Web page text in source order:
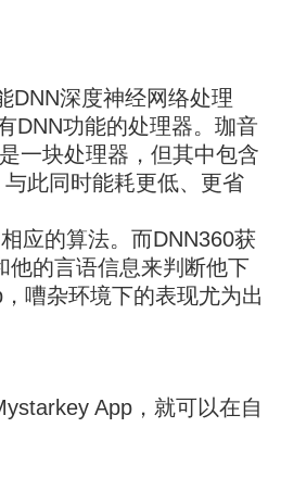
深度神经网络处理
DNN功能的处理器。珈音
一块处理器，但其中包含
此同时能耗更低、更省
应的算法。而DNN360获
的言语信息来判断他下
嘈杂环境下的表现尤为出
App，就可以在自